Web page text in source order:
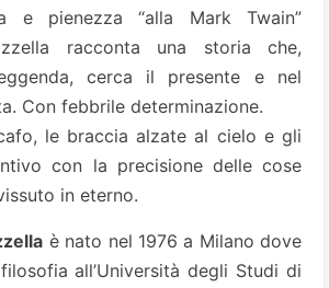
e pienezza “alla Mark Twain”
racconta una storia che,
cerca il presente e nel
Con febbrile determinazione.
le braccia alzate al cielo e gli
con la precisione delle cose
in eterno.
è nato nel 1976 a Milano dove
all’Università degli Studi di